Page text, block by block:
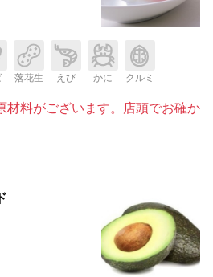
落花生 えび かに クルミ
材料がございます。店頭でお確か